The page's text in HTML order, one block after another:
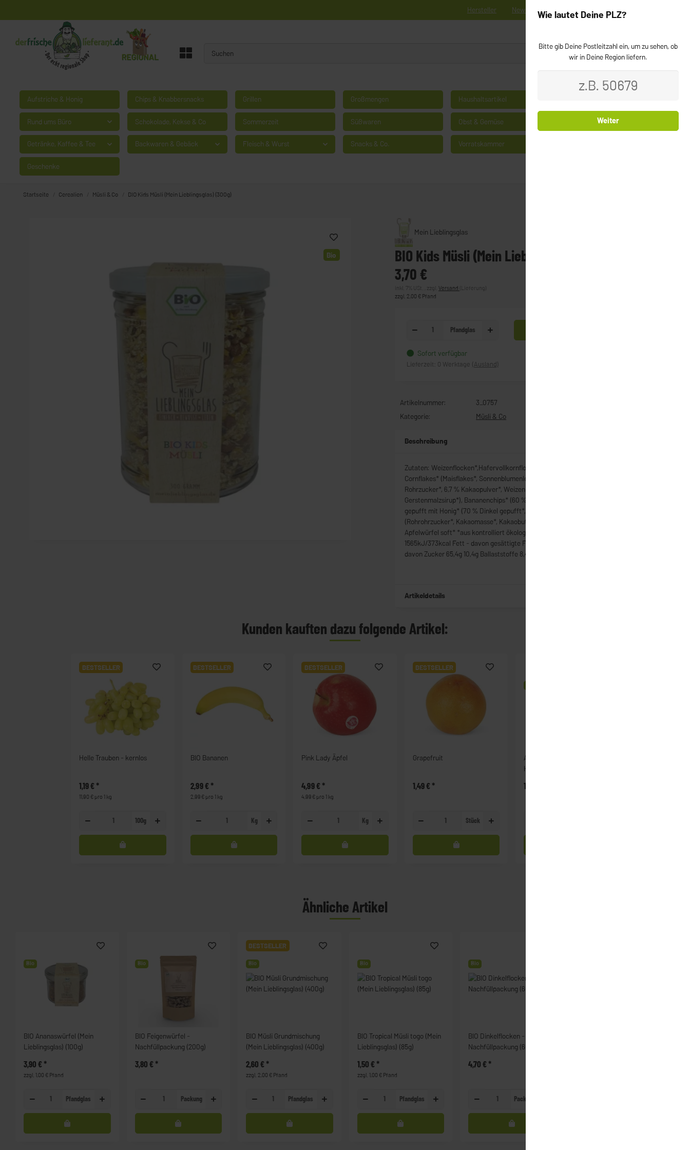
Hersteller News Registrieren Kontakt
0
Aufstriche & Honig Chips & Knabbersnacks Grillen Großmengen Haushaltsartikel
Rund ums Büro Schokolade, Kekse & Co Sommerzeit Süßwaren Obst & Gemüse Milchprodukte & Käse
Getränke, Kaffee & Tee Backwaren & Gebäck Fleisch & Wurst Snacks & Co. Vorratskammer
Geschenke
Startseite Cerealien Müsli & Co BIO Kids Müsli (Mein Lieblingsglas) (300g)
Bio
Mein Lieblingsglas
BIO Kids Müsli (Mein Lieblingsglas) (300g)
3,70 €
inkl. 7% USt. , zzgl.Versand (Lieferung)
zzgl. 2,00 € Pfand
Pfandglas
Sofort verfügbar
Lieferzeit: 0 Werktage (Ausland)
Artikelnummer:
3_0757
Kategorie:
Müsli & Co
Beschreibung
Zutaten: Weizenflocken*,Hafervollkornflocken Kleinblatt*, Gerstenvollkornflocken*,
Cornflakes* (Maisflakes*, Sonnenblumenlecithin*), Schokocrisps* (Reismehl*,
Rohrzucker*, 6,7 % Kakaopulver*, Weizenmehl*, Gerstenmehl*, Hafermehl*,
Gerstenmalzsirup*), Bananenchips* (60 % Bananen*, Kokosöl*, Rohrzucker*), Dinkel
gepufft mit Honig* (70 % Dinkel gepufft*, 30% Honig*), Schokoblätter dünn*
(Rohrohrzucker*, Kakaomasse*, Kakaobutter*, Emulgator: Sonnenblumenlecithin*),
Apfelwürfel soft* *aus kontrolliert ökologischem Anbau Nährwerte pro 100g Energie
1565kJ/373kcal Fett - davon gesättigte Fettsäuren 6,3 g 3,4g Kohlenhydrate -
davon Zucker 65,4g 10,4g Ballaststoffe 8,4g Eiweiß 9,5g Salz 0,037g
Artikeldetails
Kunden kauften dazu folgende Artikel:
BESTSELLER
Helle Trauben - kernlos
1,19 €*
11,90 € pro 1 kg
100g
BESTSELLER
BIO Bananen
2,99 €*
2,99 € pro 1 kg
Kg
BESTSELLER
Pink Lady Äpfel
4,99 €*
4,99 € pro 1 kg
Kg
BESTSELLER
Grapefruit
1,49 €*
Stück
Andechser Natur Bio
Heumilch Joghurt 3,8%
1,39 €
Ähnliche Artikel
Bio
BIO Ananaswürfel (Mein
Lieblingsglas) (100g)
3,90 €*
zzgl. 1,00 € Pfand
Pfandglas
Bio
BIO Feigenwürfel -
Nachfüllpackung (200g)
3,80 €*
Packung
BESTSELLER
Bio
BIO Müsli Grundmischung
(Mein Lieblingsglas) (400g)
2,60 €*
zzgl. 2,00 € Pfand
Pfandglas
Bio
BIO Tropical Müsli togo (Mein
Lieblingsglas) (85g)
1,50 €*
zzgl. 1,00 € Pfand
Pfandglas
Bio
BIO Dinkelflocken -
Nachfüllpackung (600g)
4,70 €*
Packung
Wie lautet Deine PLZ?
Bitte gib Deine Postleitzahl ein, um zu sehen, ob
wir in Deine Region liefern.
Weiter